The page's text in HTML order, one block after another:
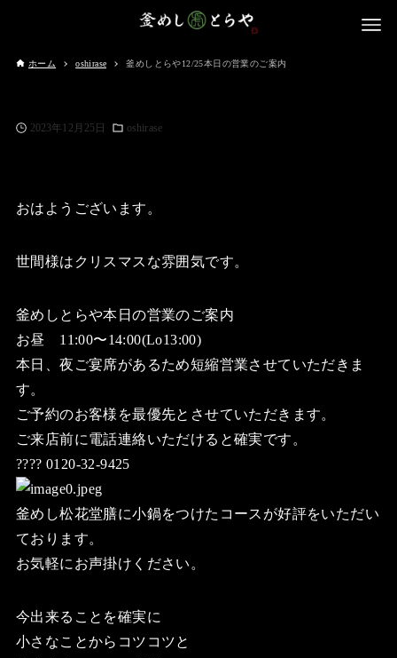
ホーム oshirase 釜めしとらや12/25本日の営業のご案内
2023年12月25日 oshirase
おはようございます。
世間様はクリスマスな雰囲気です。
釜めしとらや本日の営業のご案内
お昼 11:00〜14:00(Lo13:00)
本日、夜ご宴席があるため短縮営業させていただきま
す。
ご予約のお客様を最優先とさせていただきます。
ご来店前に電話連絡いただけると確実です。
???? 0120-32-9425
釜めし松花堂膳に小鍋をつけたコースが好評をいただい
ております。
お気軽にお声掛けください。
今出来ることを確実に
小さなことからコツコツと